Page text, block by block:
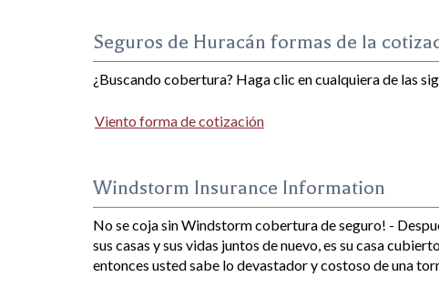
Seguros de Huracán formas de la
¿Buscando cobertura? Haga clic en cualquiera de las
Viento forma de cotización
Windstorm Insurance Information
No se coja sin Windstorm cobertura de seguro! -
sus casas y sus vidas juntos de nuevo, es su casa
entonces usted sabe lo devastador y costoso de una